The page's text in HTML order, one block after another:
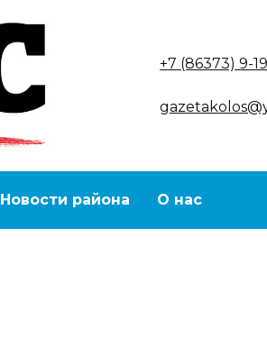
+7 (86373) 9-
Новости района О нас